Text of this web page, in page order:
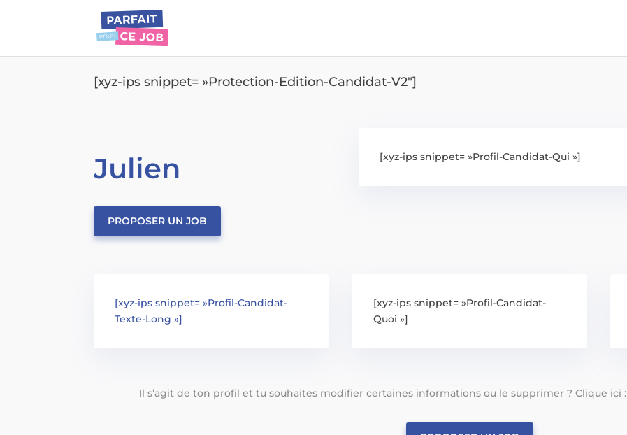
[xyz-ips snippet= »Protection-Edition-Candidat-V2″]
Julien
PROPOSER UN JOB
[xyz-ips snippet= »Profil-Candidat-Qui »]
[xyz-ips snippet= »Profil-Candidat-
Texte-Long »]
[xyz-ips snippet= »Profil-Candidat-
Quoi »]
Il s’agit de ton profil et tu souhaites modifier certaines informations ou le supprimer ? Clique ici :